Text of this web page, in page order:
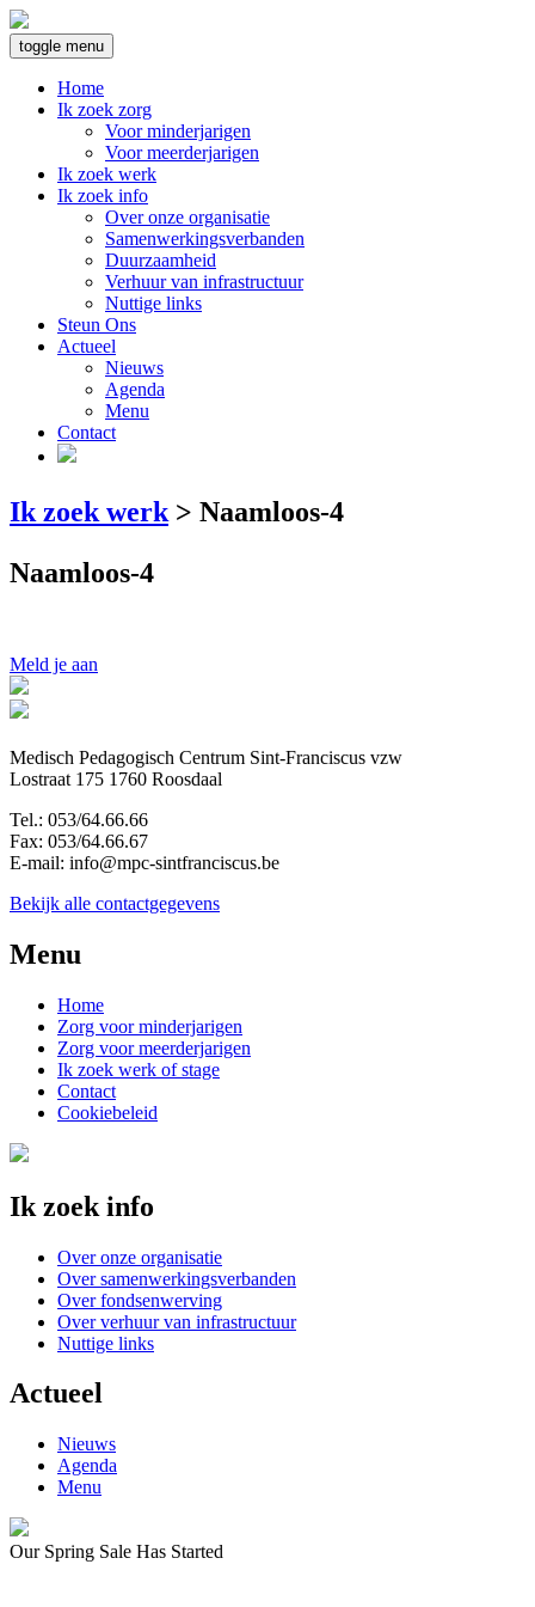
toggle menu
Home
Ik zoek zorg
Voor minderjarigen
Voor meerderjarigen
Ik zoek werk
Ik zoek info
Over onze organisatie
Samenwerkingsverbanden
Duurzaamheid
Verhuur van infrastructuur
Nuttige links
Steun Ons
Actueel
Nieuws
Agenda
Menu
Contact
Ik zoek werk > Naamloos-4
Naamloos-4
Meld je aan
Medisch Pedagogisch Centrum Sint-Franciscus vzw
Lostraat 175 1760 Roosdaal
Tel.: 053/64.66.66
Fax: 053/64.66.67
E-mail: info@mpc-sintfranciscus.be
Bekijk alle contactgegevens
Menu
Home
Zorg voor minderjarigen
Zorg voor meerderjarigen
Ik zoek werk of stage
Contact
Cookiebeleid
Ik zoek info
Over onze organisatie
Over samenwerkingsverbanden
Over fondsenwerving
Over verhuur van infrastructuur
Nuttige links
Actueel
Nieuws
Agenda
Menu
Our Spring Sale Has Started